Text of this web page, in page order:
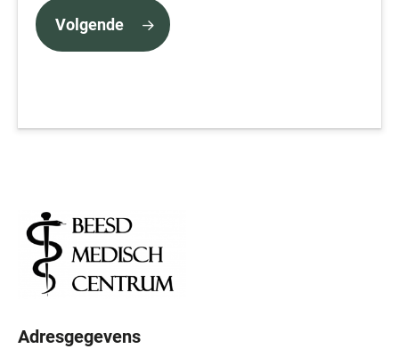
Volgende
Adresgegevens